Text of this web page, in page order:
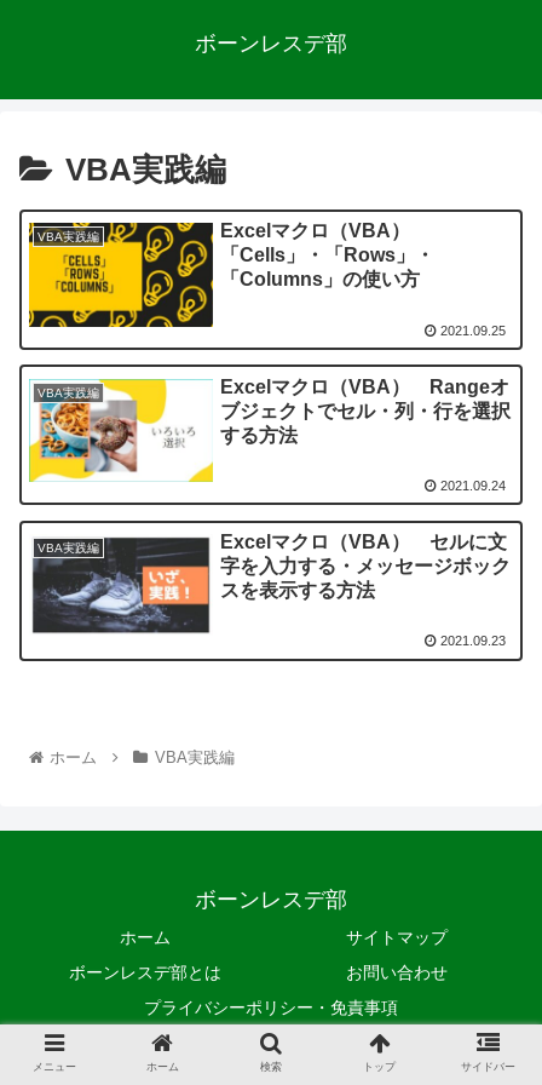
ボーンレスデ部
VBA実践編
VBA実践編
Excelマクロ（VBA）
「Cells」・「Rows」・
「Columns」の使い方
2021.09.25
VBA実践編
Excelマクロ（VBA） Rangeオ
ブジェクトでセル・列・行を選択
する方法
2021.09.24
VBA実践編
Excelマクロ（VBA） セルに文
字を入力する・メッセージボック
スを表示する方法
2021.09.23
ホーム VBA実践編
ボーンレスデ部
ホーム
サイトマップ
ボーンレスデ部とは
お問い合わせ
プライバシーポリシー・免責事項
© 2021 ボーンレスデ部.
メニュー ホーム 検索 トップ サイドバー